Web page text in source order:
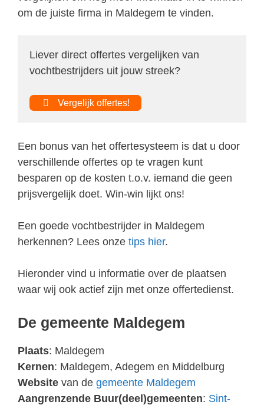
om de juiste firma in Maldegem te vinden.
Liever direct offertes vergelijken van
vochtbestrijders uit jouw streek?
Vergelijk offertes!
Een bonus van het offertesysteem is dat u door
verschillende offertes op te vragen kunt
besparen op de kosten t.o.v. iemand die geen
prijsvergelijk doet. Win-win lijkt ons!
Een goede vochtbestrijder in Maldegem
herkennen? Lees onze tips hier.
Hieronder vind u informatie over de plaatsen
waar wij ook actief zijn met onze offertedienst.
De gemeente Maldegem
Plaats: Maldegem
Kernen: Maldegem, Adegem en Middelburg
Website van de gemeente Maldegem
Aangrenzende Buur(deel)gemeenten: Sint-